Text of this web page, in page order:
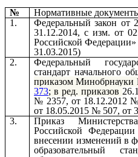
№
Нормативные
1.
Федеральный закон от
31.12.2014, с изм. от
Российской
31.03.2015)
2.
Федеральный
стандарт начального
приказом Минобрнауки
373; в ред. приказов
№ 2357, от 18.12.2012
от 18.05.2015 № 507, от
3.
Приказ
Российской
внесении изменений в
образовательный